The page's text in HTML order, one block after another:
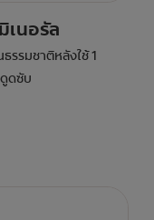
เนอรัล
รรมชาติหลังใช้ 1
ดซับ